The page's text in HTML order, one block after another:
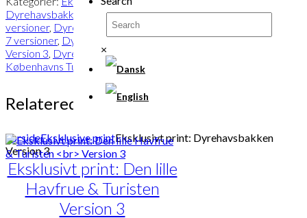
×
ForsideEksklusive printEksklusivt print: Dyrehavsbakken
Version 3
Dyrehavsbakken | Findes i 7
versioner, Dyrehavsbakken | Findes i
7 versioner, Dyrehavsbakken |
Version 3, Dyrehavsbakken
Københavns Turistforening
Relaterede varer
Eksklusivt print: Den lille
Havfrue & Turisten
Version 3